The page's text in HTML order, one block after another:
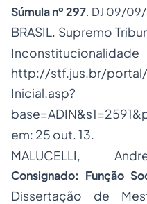
Súmula nº 297. DJ 09/
BRASIL. Supremo
http://stf.jus.br/
Inicial.asp?
em: 25 out. 13.
MALUCELLI,
Consignado: Função
Dissertação de